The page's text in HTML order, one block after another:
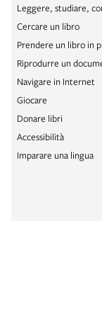
Leggere, studiare,
Cercare un libro
Prendere un libro in
Riprodurre un
Navigare in Internet
Giocare
Donare libri
Accessibilità
Imparare una lingua